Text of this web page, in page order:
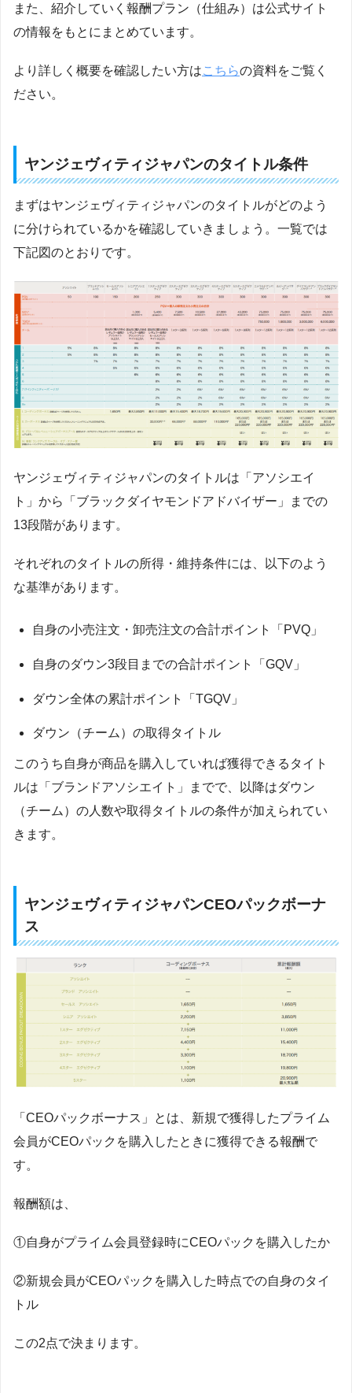
また、紹介していく報酬プラン（仕組み）は公式サイト
の情報をもとにまとめています。
より詳しく概要を確認したい方はこちらの資料をご覧く
ださい。
ヤンジェヴィティジャパンのタイトル条件
まずはヤンジェヴィティジャパンのタイトルがどのよう
に分けられているかを確認していきましょう。一覧では
下記図のとおりです。
ヤンジェヴィティジャパンのタイトルは「アソシエイ
ト」から「ブラックダイヤモンドアドバイザー」までの
13段階があります。
それぞれのタイトルの所得・維持条件には、以下のよう
な基準があります。
自身の小売注文・卸売注文の合計ポイント「PVQ」
自身のダウン3段目までの合計ポイント「GQV」
ダウン全体の累計ポイント「TGQV」
ダウン（チーム）の取得タイトル
このうち自身が商品を購入していれば獲得できるタイト
ルは「ブランドアソシエイト」までで、以降はダウン
（チーム）の人数や取得タイトルの条件が加えられてい
きます。
ヤンジェヴィティジャパンCEOパックボーナ
ス
「CEOパックボーナス」とは、新規で獲得したプライム
会員がCEOパックを購入したときに獲得できる報酬で
す。
報酬額は、
①自身がプライム会員登録時にCEOパックを購入したか
②新規会員がCEOパックを購入した時点での自身のタイ
トル
この2点で決まります。